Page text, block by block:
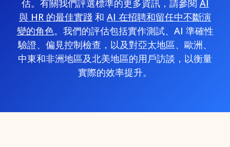
估。有關我們評選標準的更多資訊，請參閱 AI
與 HR 的最佳實踐 和 AI 在招聘和留任中不斷演
變的角色。我們的評估包括實作測試、AI 準確性
驗證、偏見控制檢查，以及對亞太地區、歐洲、
中東和非洲地區及北美地區的用戶訪談，以衡量
實際的效率提升。